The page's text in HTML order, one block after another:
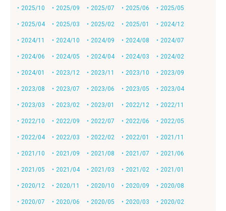
・2025/10 ・2025/09 ・2025/07 ・2025/06 ・2025/05
・2025/04 ・2025/03 ・2025/02 ・2025/01 ・2024/12
・2024/11 ・2024/10 ・2024/09 ・2024/08 ・2024/07
・2024/06 ・2024/05 ・2024/04 ・2024/03 ・2024/02
・2024/01 ・2023/12 ・2023/11 ・2023/10 ・2023/09
・2023/08 ・2023/07 ・2023/06 ・2023/05 ・2023/04
・2023/03 ・2023/02 ・2023/01 ・2022/12 ・2022/11
・2022/10 ・2022/09 ・2022/07 ・2022/06 ・2022/05
・2022/04 ・2022/03 ・2022/02 ・2022/01 ・2021/11
・2021/10 ・2021/09 ・2021/08 ・2021/07 ・2021/06
・2021/05 ・2021/04 ・2021/03 ・2021/02 ・2021/01
・2020/12 ・2020/11 ・2020/10 ・2020/09 ・2020/08
・2020/07 ・2020/06 ・2020/05 ・2020/03 ・2020/02